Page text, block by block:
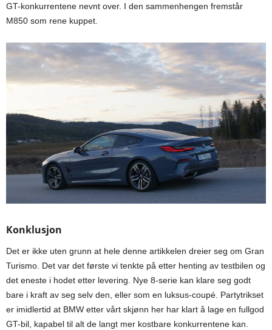
GT-konkurrentene nevnt over. I den sammenhengen fremstår
M850 som rene kuppet.
Konklusjon
Det er ikke uten grunn at hele denne artikkelen dreier seg om Gran
Turismo. Det var det første vi tenkte på etter henting av testbilen og
det eneste i hodet etter levering. Nye 8-serie kan klare seg godt
bare i kraft av seg selv den, eller som en luksus-coupé. Partytrikset
er imidlertid at BMW etter vårt skjønn her har klart å lage en fullgod
GT-bil, kapabel til alt de langt mer kostbare konkurrentene kan.